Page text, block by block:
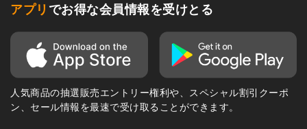
アプリ でお得な会員情報を受けとる
人気商品の抽選販売エントリー権利や、スペシャル割引クーポ
ン、セール情報を最速で受け取ることができます。